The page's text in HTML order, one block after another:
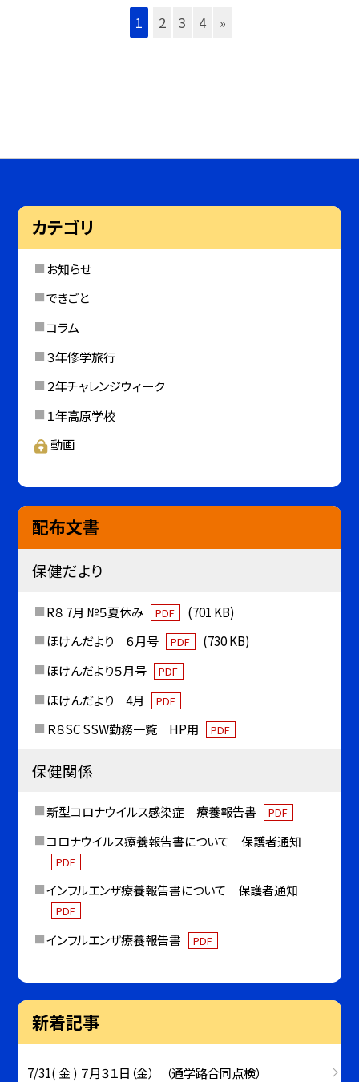
1 2 3 4 »
カテゴリ
お知らせ
できごと
コラム
３年修学旅行
２年チャレンジウィーク
１年高原学校
動画
配布文書
保健だより
R８ 7月 №５夏休み PDF
(701 KB)
ほけんだより ６月号
PDF
(730 KB)
ほけんだより５月号
PDF
ほけんだより 4月 PDF
Ｒ８SC SSW勤務一覧 HP用 PDF
保健関係
新型コロナウイルス感染症 療養報告書 PDF
コロナウイルス療養報告書について 保護者通知
PDF
インフルエンザ療養報告書について 保護者通知
PDF
インフルエンザ療養報告書 PDF
新着記事
7/31( 金 ) ７月３１日（金） （通学路合同点検）